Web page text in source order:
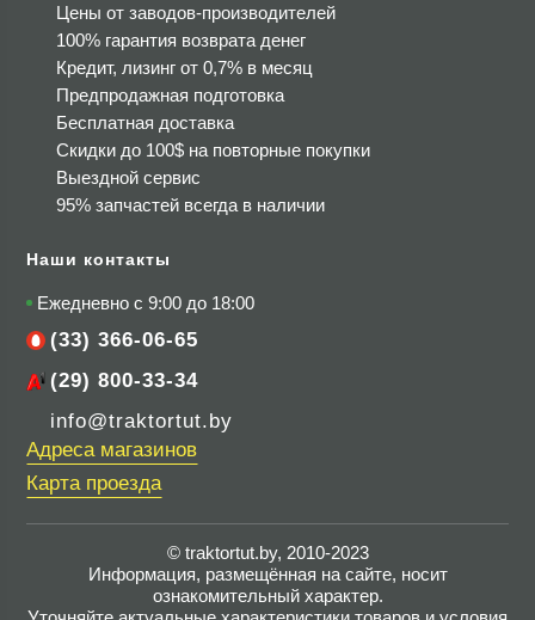
Цены от заводов-производителей
100% гарантия возврата денег
Кредит, лизинг от 0,7% в месяц
Предпродажная подготовка
Бесплатная доставка
Скидки до 100$ на повторные покупки
Выездной сервис
95% запчастей всегда в наличии
Наши контакты
Ежедневно с 9:00 до 18:00
(33) 366-06-65
(29) 800-33-34
info@traktortut.by
Адреса магазинов
Карта проезда
© traktortut.by, 2010-2023
Информация, размещённая на сайте, носит
ознакомительный характер.